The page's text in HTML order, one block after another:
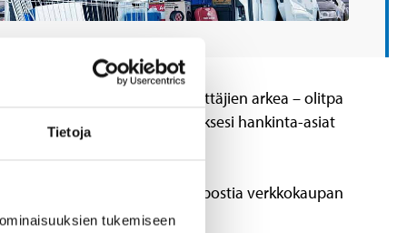
Tietoja
tukemiseen
yksityishenkilöiden myös yrittäjien arkea – olitpa
ja hoida yrityksesi hankinta-asiat
tai lähettämällä sähköpostia verkkokaupan